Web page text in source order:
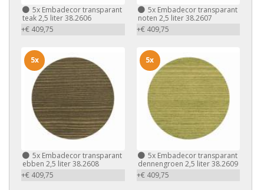
5x Embadecor transparant
teak 2,5 liter 38.2606
+€ 409,75
5xEmbadecor transparant
noten 2,5 liter 38.2607
+€ 409,75
5x Embadecor transparant
ebben 2,5 liter 38.2608
+€ 409,75
5x
5xEmbadecor transparant
dennengroen 2,5 liter 38.2609
+€ 409,75
5x